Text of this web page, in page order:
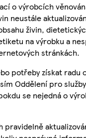
o výrobcích
neustále
živin,
na výrobku a
stránkách.
potřeby získat radu
Oddělení pro
se nejedná o